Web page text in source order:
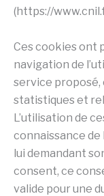
(https://
Ces cookies ont
navigation de
service
statistiques et
L’utilisation de
connaissance de
lui demandant
consent, ce
valide pour une